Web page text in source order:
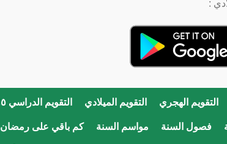
:
التقويم الهجري التقويم الميلادي التقويم الدراسي ١٤٤٥
فصول السنة مواسم السنة كم باقي على رمضان